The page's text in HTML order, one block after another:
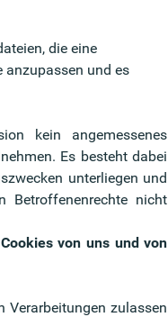
von uns und von
Immer aktiv
die eine
anzupassen und es
kein angemessenes
Es besteht dabei
unterliegen und
Betroffenenrechte nicht
von uns und von
Verarbeitungen zulassen